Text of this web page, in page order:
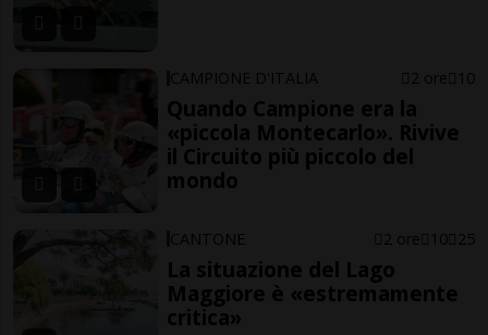
CAMPIONE D'ITALIA 2 ore 10
Quando Campione era la
«piccola Montecarlo». Rivive
il Circuito più piccolo del
mondo
CANTONE 2 ore 10 25
La situazione del Lago
Maggiore è «estremamente
critica»